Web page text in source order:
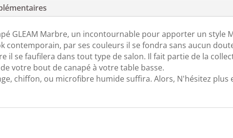
GLEAM Marbre, un incontournable pour apporter un style
contemporain, par ses couleurs il se fondra sans aucun
il se faufilera dans tout type de salon. Il fait partie de la
votre bout de canapé à votre table basse.
chiffon, ou microfibre humide suffira. Alors, N'hésitez plus